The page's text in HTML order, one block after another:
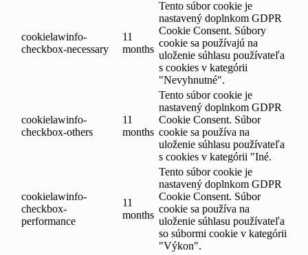
cookielawinfo-
checkbox-necessary
11
months
Tento súbor cookie je
nastavený doplnkom GDPR
Cookie Consent. Súbory
cookie sa používajú na
uloženie súhlasu používateľa
s cookies v kategórii
"Nevyhnutné".
cookielawinfo-
checkbox-others
11
months
Tento súbor cookie je
nastavený doplnkom GDPR
Cookie Consent. Súbor
cookie sa používa na
uloženie súhlasu používateľa
s cookies v kategórii "Iné.
cookielawinfo-
checkbox-
performance
11
months
Tento súbor cookie je
nastavený doplnkom GDPR
Cookie Consent. Súbor
cookie sa používa na
uloženie súhlasu používateľa
so súbormi cookie v kategórii
"Výkon".